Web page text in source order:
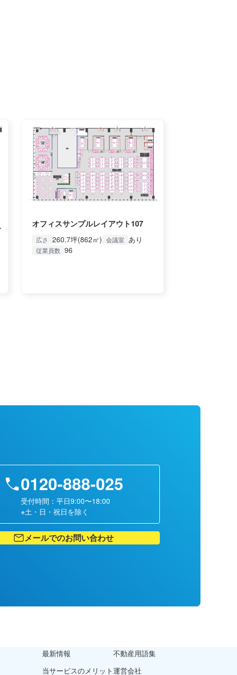
オフィスサンプルレイアウト107
広さ 260.7坪(862㎡) 会議室 あり
従業員数 96
0120-888-025
受付時間：平日9:00〜18:00
※土・日・祝日を除く
メールでのお問い合わせ
最新情報
当サービスのメリット
不動産用語集
運営会社